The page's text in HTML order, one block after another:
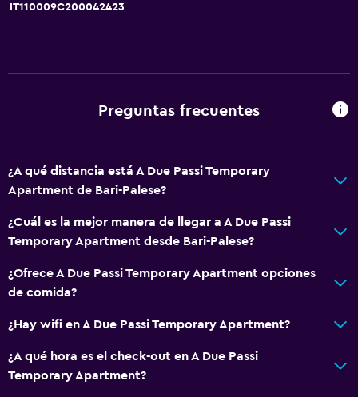
IT110009C200042423
Preguntas frecuentes
¿A qué distancia está A Due Passi Temporary
Apartment de Bari-Palese?
¿Cuál es la mejor manera de llegar a A Due Passi
Temporary Apartment desde Bari-Palese?
¿Ofrece A Due Passi Temporary Apartment opciones
de comida?
¿Hay wifi en A Due Passi Temporary Apartment?
¿A qué hora es el check-out en A Due Passi
Temporary Apartment?